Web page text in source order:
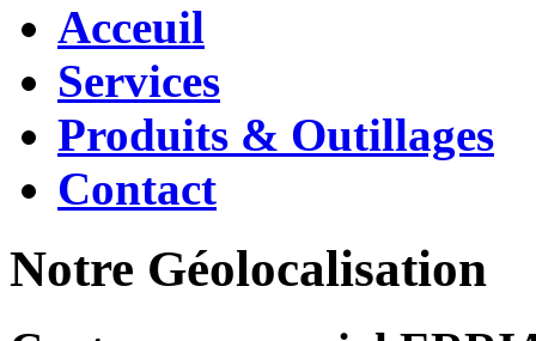
Acceuil
Services
Produits & Outillages
Contact
Notre Géolocalisation